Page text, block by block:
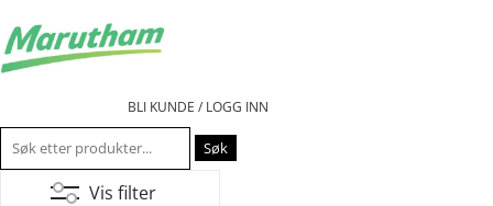
BLI KUNDE / LOGG INN
Vis filter